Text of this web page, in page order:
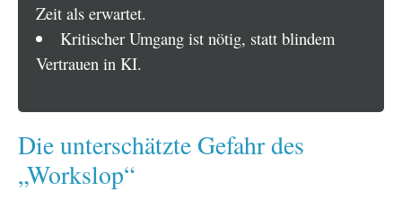
Zeit als erwartet.
Kritischer Umgang ist nötig, statt blindem
Vertrauen in KI.
Die unterschätzte Gefahr des
„Workslop“